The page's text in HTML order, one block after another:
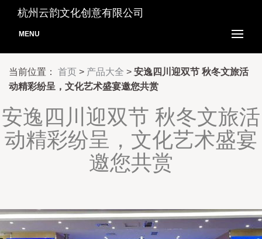
杭州云韵文化创意有限公司
MENU
当前位置： 首页 > 产品大全 > 安逸四川迎双节 秋冬文旅活
动精彩纷呈，文化艺术盛宴邀您共赏
安逸四川迎双节 秋冬文旅活
动精彩纷呈，文化艺术盛宴
邀您共赏